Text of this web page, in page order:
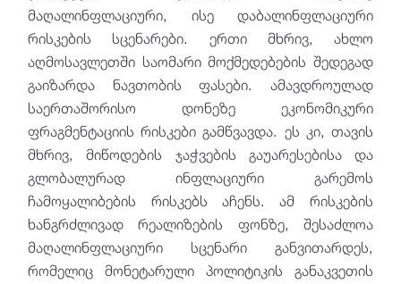
მაღალინფლაციური, ისე დაბალინფლაციური
რისკების სცენარები. ერთი მხრივ, ახლო
აღმოსავლეთში საომარი მოქმედებების შედეგად
გაიზარდა ნავთობის ფასები. ამავდროულად
საერთაშორისო დონეზე ეკონომიკური
ფრაგმენტაციის რისკები გამწვავდა. ეს კი, თავის
მხრივ, მიწოდების ჯაჭვების გაუარესებისა და
გლობალურად ინფლაციური გარემოს
ჩამოყალიბების რისკებს აჩენს. ამ რისკების
ხანგრძლივად რეალიზების ფონზე, შესაძლოა
მაღალინფლაციური სცენარი განვითარდეს,
რომელიც მონეტარული პოლიტიკის განაკვეთის